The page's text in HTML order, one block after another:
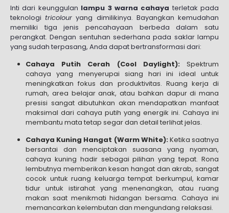
Inti dari keunggulan lampu 3 warna cahaya terletak pada
teknologitricolour yang dimilikinya. Bayangkan kemudahan
memiliki tiga jenis pencahayaan berbeda dalam satu
perangkat. Dengan sentuhan sederhana pada saklar lampu
yang sudah terpasang, Anda dapat bertransformasi dari:
Cahaya Putih Cerah (Cool Daylight):Spektrum
cahaya yang menyerupai siang hari ini ideal untuk
meningkatkan fokus dan produktivitas. Ruang kerja di
rumah, area belajar anak, atau bahkan dapur di mana
presisi sangat dibutuhkan akan mendapatkan manfaat
maksimal dari cahaya putih yang energik ini. Cahaya ini
membantu mata tetap segar dan detail terlihat jelas.
Cahaya Kuning Hangat (Warm White):Ketika saatnya
bersantai dan menciptakan suasana yang nyaman,
cahaya kuning hadir sebagai pilihan yang tepat. Rona
lembutnya memberikan kesan hangat dan akrab, sangat
cocok untuk ruang keluarga tempat berkumpul, kamar
tidur untuk istirahat yang menenangkan, atau ruang
makan saat menikmati hidangan bersama. Cahaya ini
memancarkan kelembutan dan mengundang relaksasi.